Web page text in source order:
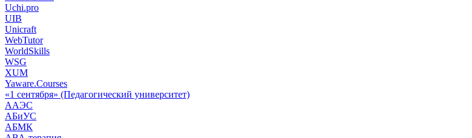
Uchi.pro
UIB
Unicraft
WebTutor
WorldSkills
WSG
XUM
Yaware.Courses
«1 сентября» (Педагогический университет)
ААЭС
АБиУС
АБМК